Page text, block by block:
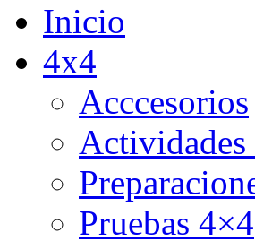
Inicio
4x4
Acccesorios
Pruebas 4×4